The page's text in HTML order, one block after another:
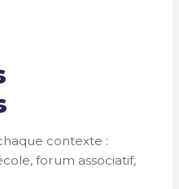
contexte :
forum associatif,